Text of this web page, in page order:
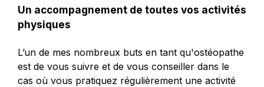
Un accompagnement de toutes vos activités
physiques
L’un de mes nombreux buts en tant qu'ostéopathe
est de vous suivre et de vous conseiller dans le
cas où vous pratiquez régulièrement une activité